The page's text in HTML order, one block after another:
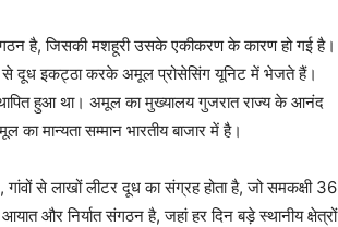
है, जिसकी मशहूरी उसके एकीकरण के कारण हो गई है।
से दूध इकट्ठा करके अमूल प्रोसेसिंग यूनिट में भेजते हैं।
हुआ था। अमूल का मुख्यालय गुजरात राज्य के आनंद
मान्यता सम्मान भारतीय बाजार में है।
से लाखों लीटर दूध का संग्रह होता है, जो समकक्षी 36
और निर्यात संगठन है, जहां हर दिन बड़े स्थानीय क्षेत्रों